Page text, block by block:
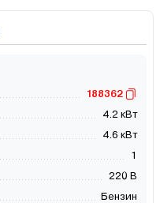
188362
4.2 кВт
4.6 кВт
1
220 В
Бензин